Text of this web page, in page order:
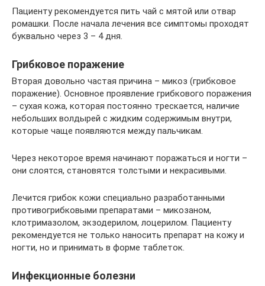
Пациенту рекомендуется пить чай с мятой или отвар
ромашки. После начала лечения все симптомы проходят
буквально через 3 – 4 дня.
Грибковое поражение
Вторая довольно частая причина – микоз (грибковое
поражение). Основное проявление грибкового поражения
– сухая кожа, которая постоянно трескается, наличие
небольших волдырей с жидким содержимым внутри,
которые чаще появляются между пальчикам.
Через некоторое время начинают поражаться и ногти –
они слоятся, становятся толстыми и некрасивыми.
Лечится грибок кожи специально разработанными
противогрибковыми препаратами – микозаном,
клотримазолом, экзодерилом, лоцерилом. Пациенту
рекомендуется не только наносить препарат на кожу и
ногти, но и принимать в форме таблеток.
Инфекционные болезни